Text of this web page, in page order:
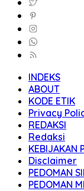
INDEKS
ABOUT
KODE ETIK
Privacy
REDAKSI
Redaksi
KEBIJAKAN
Disclaimer
PEDOMAN
PEDOMAN